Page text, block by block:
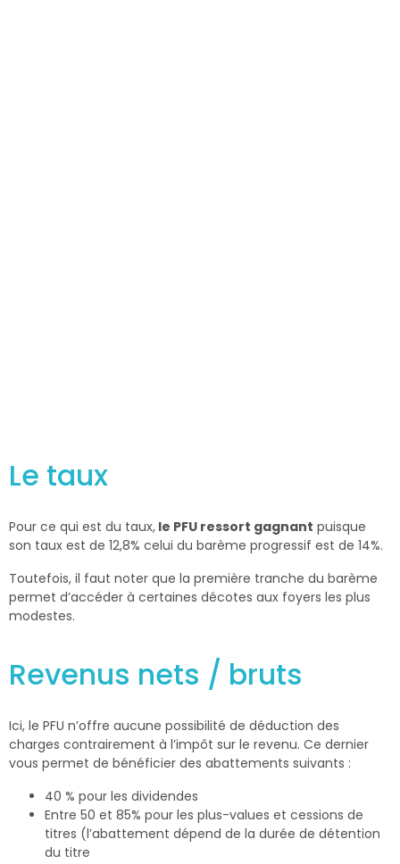
Le taux
Pour ce qui est du taux, le PFU ressort gagnant puisque
son taux est de 12,8% celui du barème progressif est de 14%.
Toutefois, il faut noter que la première tranche du barème
permet d’accéder à certaines décotes aux foyers les plus
modestes.
Revenus nets / bruts
Ici, le PFU n’offre aucune possibilité de déduction des
charges contrairement à l’impôt sur le revenu. Ce dernier
vous permet de bénéficier des abattements suivants :
40 % pour les dividendes
Entre 50 et 85% pour les plus-values et cessions de
titres (l’abattement dépend de la durée de détention
du titre